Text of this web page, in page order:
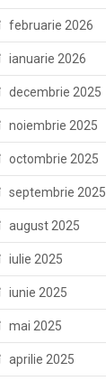
februarie 2026
ianuarie 2026
decembrie 2025
noiembrie 2025
octombrie 2025
septembrie 2025
august 2025
iulie 2025
iunie 2025
mai 2025
aprilie 2025